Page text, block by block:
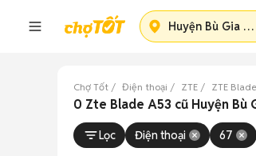
Huyện Bù Gia
Chợ Tốt Điện thoại ZTE ZTE
0 Zte Blade A53 cũ Huyện Bù
Lọc Điện thoại 67